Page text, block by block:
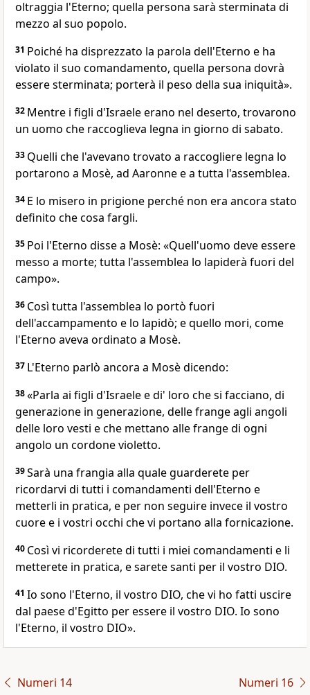
oltraggia l'Eterno; quella persona sarà sterminata di
mezzo al suo popolo.
31 Poiché ha disprezzato la parola dell'Eterno e ha
violato il suo comandamento, quella persona dovrà
essere sterminata; porterà il peso della sua iniquità».
32 Mentre i figli d'Israele erano nel deserto, trovarono
un uomo che raccoglieva legna in giorno di sabato.
33 Quelli che l'avevano trovato a raccogliere legna lo
portarono a Mosè, ad Aaronne e a tutta l'assemblea.
34 E lo misero in prigione perché non era ancora stato
definito che cosa fargli.
35 Poi l'Eterno disse a Mosè: «Quell'uomo deve essere
messo a morte; tutta l'assemblea lo lapiderà fuori del
campo».
36 Così tutta l'assemblea lo portò fuori
dell'accampamento e lo lapidò; e quello mori, come
l'Eterno aveva ordinato a Mosè.
37 L'Eterno parlò ancora a Mosè dicendo:
38«Parla ai figli d'Israele e di' loro che si facciano, di
generazione in generazione, delle frange agli angoli
delle loro vesti e che mettano alle frange di ogni
angolo un cordone violetto.
39Sarà una frangia alla quale guarderete per
ricordarvi di tutti i comandamenti dell'Eterno e
metterli in pratica, e per non seguire invece il vostro
cuore e i vostri occhi che vi portano alla fornicazione.
40 Così vi ricorderete di tutti i miei comandamenti e li
metterete in pratica, e sarete santi per il vostro DIO.
41 Io sono l'Eterno, il vostro DIO, che vi ho fatti uscire
dal paese d'Egitto per essere il vostro DIO. Io sono
l'Eterno, il vostro DIO».
Numeri 14 Numeri 16